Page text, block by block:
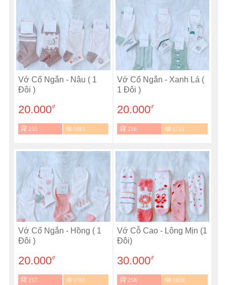
Vớ Cổ Ngắn - Nâu ( 1
Đôi )
20.000đ
255 1661
Vớ Cổ Ngắn - Xanh Lá (
1 Đôi )
20.000đ
256 1751
Vớ Cổ Ngắn - Hồng ( 1
Đôi )
20.000đ
257 1701
Vớ Cỗ Cao - Lông Mịn (1
Đôi)
30.000đ
258 1619